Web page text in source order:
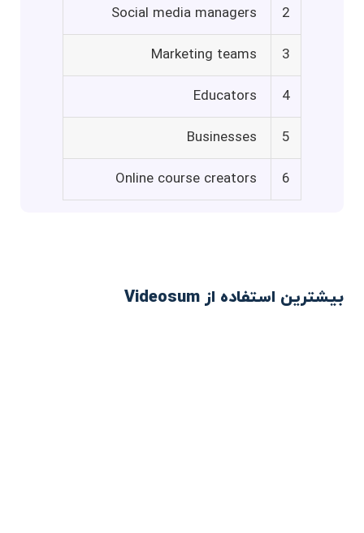
2
Social media managers
3
Marketing teams
4
Educators
5
Businesses
6
Online course creators
بیشترین استفاده از Videosum